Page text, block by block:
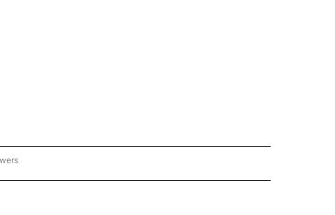
SPANISH" TO RECEIVE NOTIFICATIONS ABOUT NEW PAGES ON "CNN-SPANISH".